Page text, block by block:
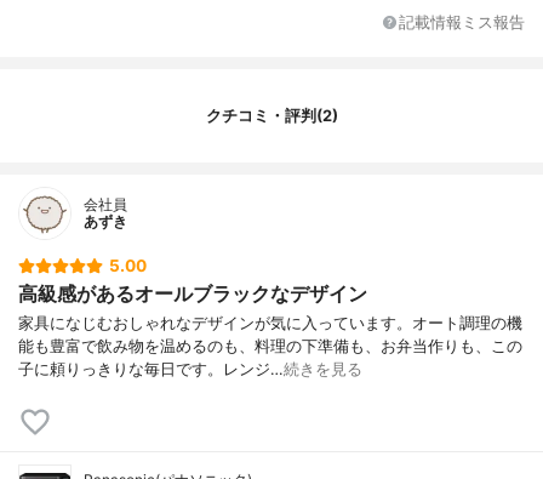
記載情報ミス報告
クチコミ・評判(2)
会社員
あずき
5.00
高級感があるオールブラックなデザイン
家具になじむおしゃれなデザインが気に入っています。オート調理の機
能も豊富で飲み物を温めるのも、料理の下準備も、お弁当作りも、この
子に頼りっきりな毎日です。レンジ…続きを見る